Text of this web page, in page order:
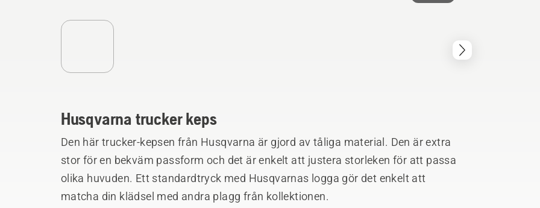
Husqvarna trucker keps
Den här trucker-kepsen från Husqvarna är gjord av tåliga material. Den är extra
stor för en bekväm passform och det är enkelt att justera storleken för att passa
olika huvuden. Ett standardtryck med Husqvarnas logga gör det enkelt att
matcha din klädsel med andra plagg från kollektionen.